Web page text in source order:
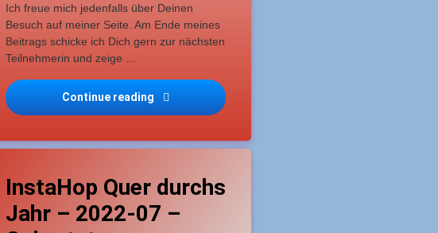
Ich freue mich jedenfalls über Deinen
Besuch auf meiner Seite. Am Ende meines
Beitrags schicke ich Dich gern zur nächsten
Teilnehmerin und zeige …
Continue reading Grenzenlose Kreativität – 2022-07- Farbchallenge
InstaHop Quer durchs
Jahr – 2022-07 –